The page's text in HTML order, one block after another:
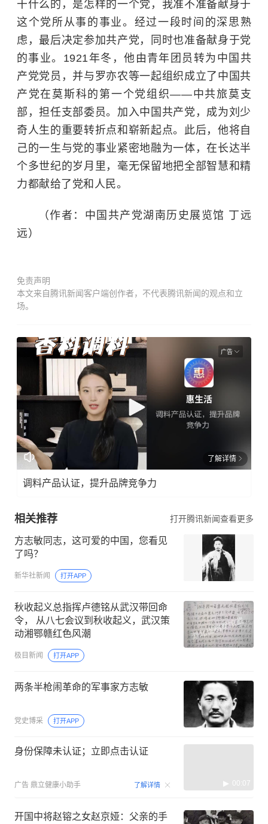
干什么的，是怎样的一个党，我准不准备献身于
这个党所从事的事业。经过一段时间的深思熟
虑，最后决定参加共产党，同时也准备献身于党
的事业。1921年冬，他由青年团员转为中国共
产党党员，并与罗亦农等一起组织成立了中国共
产党在莫斯科的第一个党组织——中共旅莫支
部，担任支部委员。加入中国共产党，成为刘少
奇人生的重要转折点和崭新起点。此后，他将自
己的一生与党的事业紧密地融为一体，在长达半
个多世纪的岁月里，毫无保留地把全部智慧和精
力都献给了党和人民。
（作者： 中国共产党湖南历史展览馆 丁远
远）
免责声明
本文来自腾讯新闻客户端创作者，不代表腾讯新闻的观点和立
场。
广告
了解详情
调料产品认证，提升品牌竞争力
相关推荐 打开腾讯新闻查看更多
方志敏同志，这可爱的中国，您看见
了吗？
新华社新闻 打开APP
秋收起义总指挥卢德铭从武汉带回命
令， 从八七会议到秋收起义，武汉策
动湘鄂赣红色风潮
极目新闻 打开APP
两条半枪闹革命的军事家方志敏
党史博采 打开APP
身份保障未认证；立即点击认证
广告 鼎立健康小助手 了解详情 00:07
开国中将赵镕之女赵京娅：父亲的手